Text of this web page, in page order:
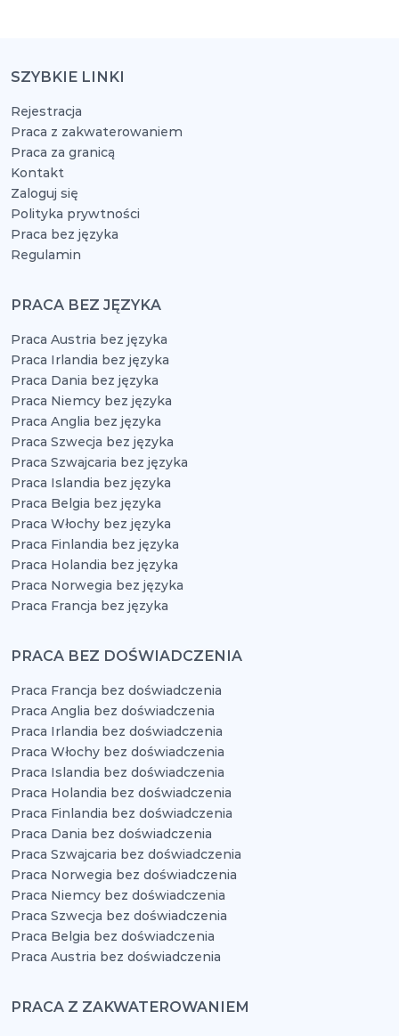
SZYBKIE LINKI
Rejestracja
Praca z zakwaterowaniem
Praca za granicą
Kontakt
Zaloguj się
Polityka prywtności
Praca bez języka
Regulamin
PRACA BEZ JĘZYKA
Praca Austria bez języka
Praca Irlandia bez języka
Praca Dania bez języka
Praca Niemcy bez języka
Praca Anglia bez języka
Praca Szwecja bez języka
Praca Szwajcaria bez języka
Praca Islandia bez języka
Praca Belgia bez języka
Praca Włochy bez języka
Praca Finlandia bez języka
Praca Holandia bez języka
Praca Norwegia bez języka
Praca Francja bez języka
PRACA BEZ DOŚWIADCZENIA
Praca Francja bez doświadczenia
Praca Anglia bez doświadczenia
Praca Irlandia bez doświadczenia
Praca Włochy bez doświadczenia
Praca Islandia bez doświadczenia
Praca Holandia bez doświadczenia
Praca Finlandia bez doświadczenia
Praca Dania bez doświadczenia
Praca Szwajcaria bez doświadczenia
Praca Norwegia bez doświadczenia
Praca Niemcy bez doświadczenia
Praca Szwecja bez doświadczenia
Praca Belgia bez doświadczenia
Praca Austria bez doświadczenia
PRACA Z ZAKWATEROWANIEM